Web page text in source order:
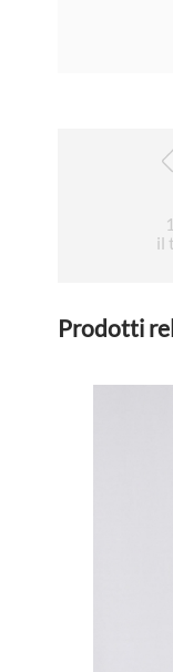
1
il
Prodotti